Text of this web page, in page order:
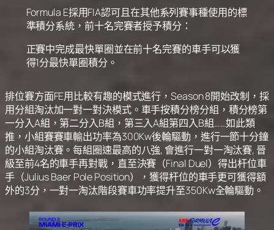
Formula E採用FIA認可且在其他系列賽事種使用的標
準積分系統，前十名完賽者授予積分：
正賽中完成最快單圈並在前十名完賽的車手可以獲
得1分最快單圈積分。
排位賽方面FE用比較有趣的模式進行，Season 8開始改制，採
用分組淘汰加一對一對決模式。車手按積分榜分組，積分榜第
一分入A組，第二分入B組，第三入A組第四入B組……如此類
推，小組賽賽車輸出功率為300Kw後輪驅動，進行一節十分鐘
的小組淘汰賽。每組圈速最高的八強, 會進行一對一淘汰賽, 晉
級至前4名的車手再對戰，直至決賽（Final Duel）得出杆位車
手（Julius Baer Pole Position），獲得杆位的車手更可獲得額
外的3分，一對一淘汰階段賽車功率提升至350Kw全輪驅動。